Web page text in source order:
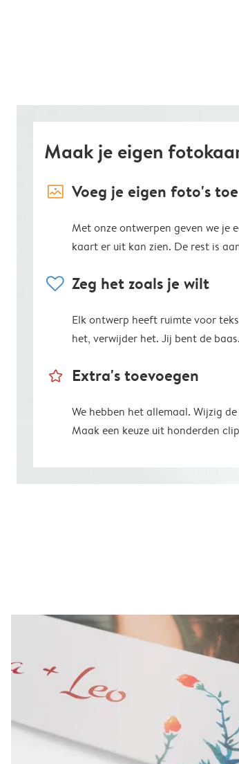
Maak je eigen
image_placeholder Voeg je eigen foto's toe
Met onze ontwerpen geven we je
kaart er uit kan zien. De rest is
heart Zeg het zoals je wilt
Elk ontwerp heeft ruimte voor
het, verwijder het. Jij bent de baas.
star_outline Extra's toevoegen
We hebben het allemaal. Wijzig
Maak een keuze uit honderden